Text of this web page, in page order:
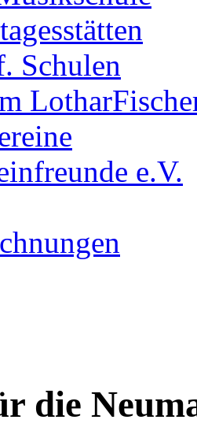
Schulen
e.V.
die